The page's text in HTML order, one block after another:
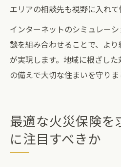
エリアの相談先も視野に入れて
インターネットのシミュレー
談を組み合わせることで、よ
が実現します。地域に根ざし
の備えで大切な住まいを守りま
最適な火災保険を
に注目すべきか